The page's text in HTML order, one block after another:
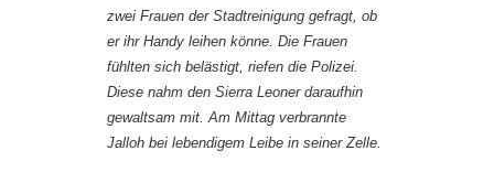
zwei Frauen der Stadtreinigung gefragt, ob
er ihr Handy leihen könne. Die Frauen
fühlten sich belästigt, riefen die Polizei.
Diese nahm den Sierra Leoner daraufhin
gewaltsam mit. Am Mittag verbrannte
Jalloh bei lebendigem Leibe in seiner Zelle.